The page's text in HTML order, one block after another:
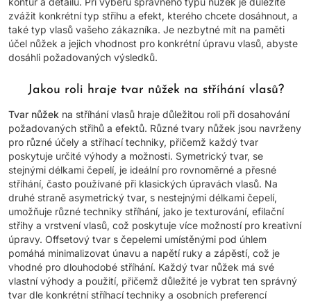
zvážit konkrétní typ střihu a efekt, kterého chcete dosáhnout, a
také typ vlasů vašeho zákazníka. Je nezbytné mít na paměti
účel nůžek a jejich vhodnost pro konkrétní úpravu vlasů, abyste
dosáhli požadovaných výsledků.
Jakou roli hraje tvar nůžek na stříhání vlasů?
Tvar nůžek na stříhání vlasů hraje důležitou roli při dosahování
požadovaných střihů a efektů. Různé tvary nůžek jsou navrženy
pro různé účely a stříhací techniky, přičemž každý tvar
poskytuje určité výhody a možnosti. Symetrický tvar, se
stejnými délkami čepelí, je ideální pro rovnoměrné a přesné
stříhání, často používané při klasických úpravách vlasů. Na
druhé straně asymetrický tvar, s nestejnými délkami čepelí,
umožňuje různé techniky stříhání, jako je texturování, efilační
střihy a vrstvení vlasů, což poskytuje více možností pro kreativní
úpravy. Offsetový tvar s čepelemi umístěnými pod úhlem
pomáhá minimalizovat únavu a napětí ruky a zápěstí, což je
vhodné pro dlouhodobé stříhání. Každý tvar nůžek má své
vlastní výhody a použití, přičemž důležité je vybrat ten správný
tvar dle konkrétní stříhací techniky a osobních preferencí